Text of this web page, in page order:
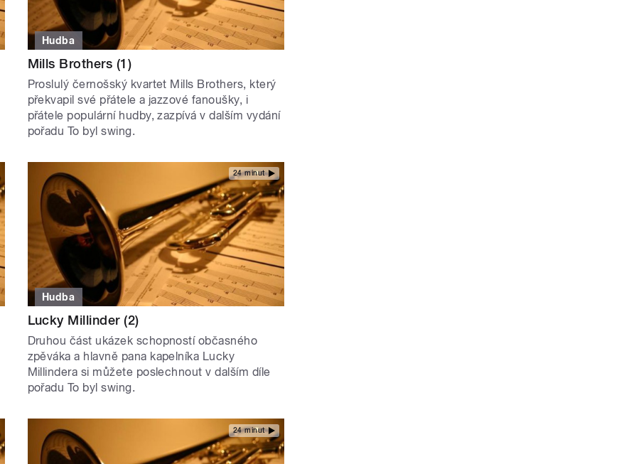
Hudba
Mills Brothers (1)
Proslulý černošský kvartet Mills Brothers, který
překvapil své přátele a jazzové fanoušky, i
přátele populární hudby, zazpívá v dalším vydání
pořadu To byl swing.
24 minut
Hudba
Lucky Millinder (2)
Druhou část ukázek schopností občasného
zpěváka a hlavně pana kapelníka Lucky
Millindera si můžete poslechnout v dalším díle
pořadu To byl swing.
24 minut